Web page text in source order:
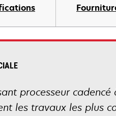
processeur
les travaux les plus